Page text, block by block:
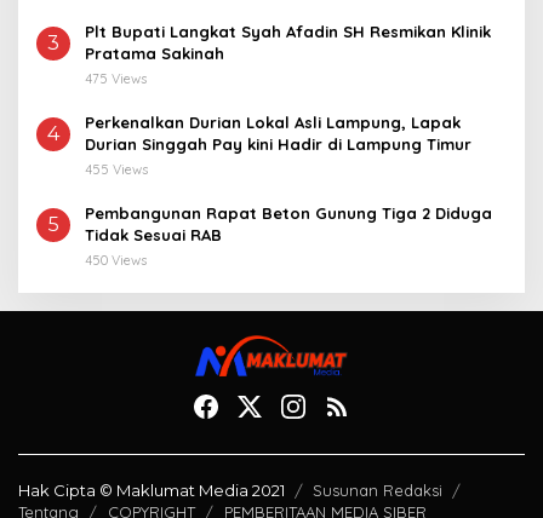
3
Plt Bupati Langkat Syah Afadin SH Resmikan Klinik
Pratama Sakinah
475 Views
4
Perkenalkan Durian Lokal Asli Lampung, Lapak
Durian Singgah Pay kini Hadir di Lampung Timur
455 Views
5
Pembangunan Rapat Beton Gunung Tiga 2 Diduga
Tidak Sesuai RAB
450 Views
Hak Cipta © Maklumat Media 2021
Susunan Redaksi
Tentang
COPYRIGHT PEMBERITAAN MEDIA SIBER